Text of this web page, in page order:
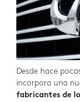
Desde hace
incorpora una
fabricantes de